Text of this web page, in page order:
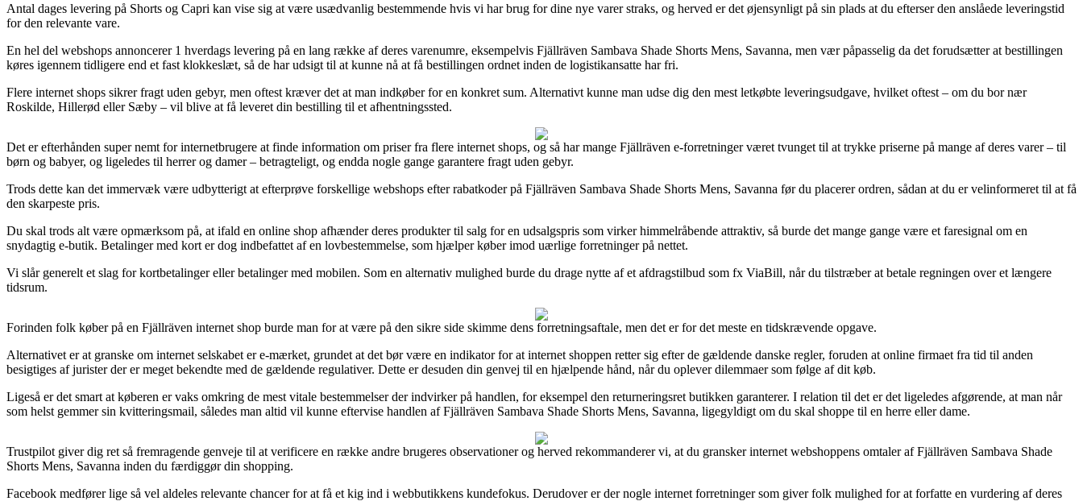
Antal dages levering på Shorts og Capri kan vise sig at være usædvanlig bestemmende hvis vi har brug for dine nye varer straks, og herved er det øjensynligt på sin plads at du efterser den anslåede leveringstid
for den relevante vare.
En hel del webshops annoncerer 1 hverdags levering på en lang række af deres varenumre, eksempelvis Fjällräven Sambava Shade Shorts Mens, Savanna, men vær påpasselig da det forudsætter at bestillingen
køres igennem tidligere end et fast klokkeslæt, så de har udsigt til at kunne nå at få bestillingen ordnet inden de logistikansatte har fri.
Flere internet shops sikrer fragt uden gebyr, men oftest kræver det at man indkøber for en konkret sum. Alternativt kunne man udse dig den mest letkøbte leveringsudgave, hvilket oftest – om du bor nær
Roskilde, Hillerød eller Sæby – vil blive at få leveret din bestilling til et afhentningssted.
Det er efterhånden super nemt for internetbrugere at finde information om priser fra flere internet shops, og så har mange Fjällräven e-forretninger været tvunget til at trykke priserne på mange af deres varer – til
børn og babyer, og ligeledes til herrer og damer – betragteligt, og endda nogle gange garantere fragt uden gebyr.
Trods dette kan det immervæk være udbytterigt at efterprøve forskellige webshops efter rabatkoder på Fjällräven Sambava Shade Shorts Mens, Savanna før du placerer ordren, sådan at du er velinformeret til at få
den skarpeste pris.
Du skal trods alt være opmærksom på, at ifald en online shop afhænder deres produkter til salg for en udsalgspris som virker himmelråbende attraktiv, så burde det mange gange være et faresignal om en
snydagtig e-butik. Betalinger med kort er dog indbefattet af en lovbestemmelse, som hjælper køber imod uærlige forretninger på nettet.
Vi slår generelt et slag for kortbetalinger eller betalinger med mobilen. Som en alternativ mulighed burde du drage nytte af et afdragstilbud som fx ViaBill, når du tilstræber at betale regningen over et længere
tidsrum.
Forinden folk køber på en Fjällräven internet shop burde man for at være på den sikre side skimme dens forretningsaftale, men det er for det meste en tidskrævende opgave.
Alternativet er at granske om internet selskabet er e-mærket, grundet at det bør være en indikator for at internet shoppen retter sig efter de gældende danske regler, foruden at online firmaet fra tid til anden
besigtiges af jurister der er meget bekendte med de gældende regulativer. Dette er desuden din genvej til en hjælpende hånd, når du oplever dilemmaer som følge af dit køb.
Ligeså er det smart at køberen er vaks omkring de mest vitale bestemmelser der indvirker på handlen, for eksempel den returneringsret butikken garanterer. I relation til det er det ligeledes afgørende, at man når
som helst gemmer sin kvitteringsmail, således man altid vil kunne eftervise handlen af Fjällräven Sambava Shade Shorts Mens, Savanna, ligegyldigt om du skal shoppe til en herre eller dame.
Trustpilot giver dig ret så fremragende genveje til at verificere en række andre brugeres observationer og herved rekommanderer vi, at du gransker internet webshoppens omtaler af Fjällräven Sambava Shade
Shorts Mens, Savanna inden du færdiggør din shopping.
Facebook medfører lige så vel aldeles relevante chancer for at få et kig ind i webbutikkens kundefokus. Derudover er der nogle internet forretninger som giver folk mulighed for at forfatte en vurdering af deres